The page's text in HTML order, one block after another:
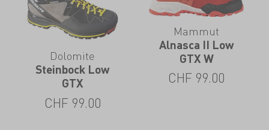
Dolomite
Steinbock Low
GTX
CHF 99.00
Mammut
Alnasca II Low
GTX W
CHF 99.00